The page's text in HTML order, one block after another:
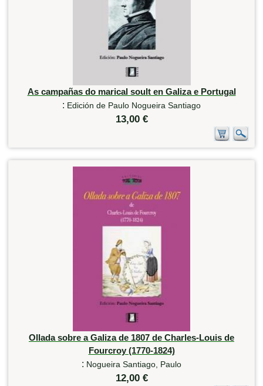
As campañas do marical soult en Galiza e Portugal
: Edición de Paulo Nogueira Santiago
13,00 €
Ollada sobre a Galiza de 1807 de Charles-Louis de
Fourcroy (1770-1824)
: Nogueira Santiago, Paulo
12,00 €